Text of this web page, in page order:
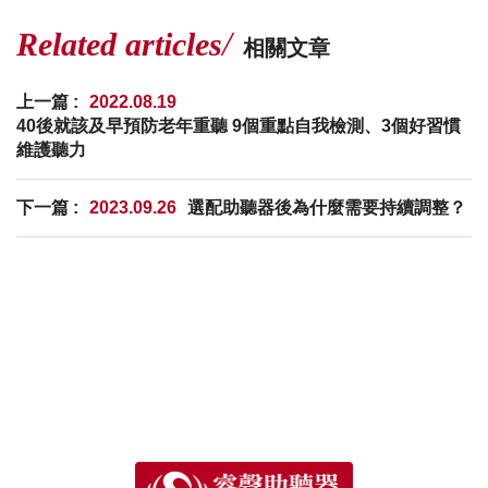
Related articles 相關文章
上一篇 :
2022.08.19
40後就該及早預防老年重聽 9個重點自我檢測、3個好習慣
維護聽力
下一篇 : 2023.09.26 選配助聽器後為什麼需要持續調整？